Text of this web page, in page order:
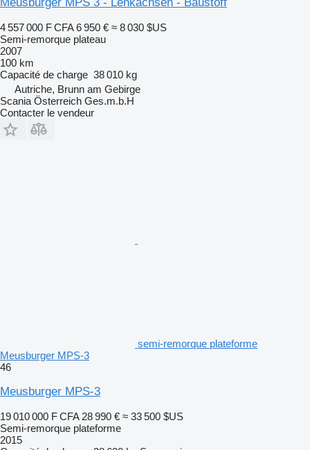
4 557 000 F CFA 6 950 € ≈ 8 030 $US
Semi-remorque plateau
2007
100 km
Capacité de charge 38 010 kg
Autriche, Brunn am Gebirge
Scania Österreich Ges.m.b.H
Contacter le vendeur
semi-remorque plateforme
Meusburger MPS-3
46
Meusburger MPS-3
19 010 000 F CFA 28 990 € ≈ 33 500 $US
Semi-remorque plateforme
2015